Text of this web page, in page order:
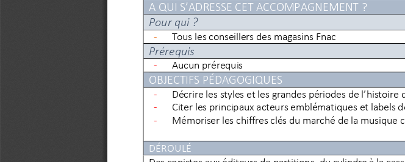
A QUI S’ADRESSE CET ACCOMPAGNEMENT ?
Pour qui ?
- Tous les conseillers des magasins Fnac
Prérequis
- Aucun prérequis
OBJECTIFS PÉDAGOGIQUES
-
Décrire les styles et les grandes périodes de
-
Citer les principaux acteurs emblématiques et labels
-
Mémoriser les chiffres clés du marché de la musique
DÉROULÉ